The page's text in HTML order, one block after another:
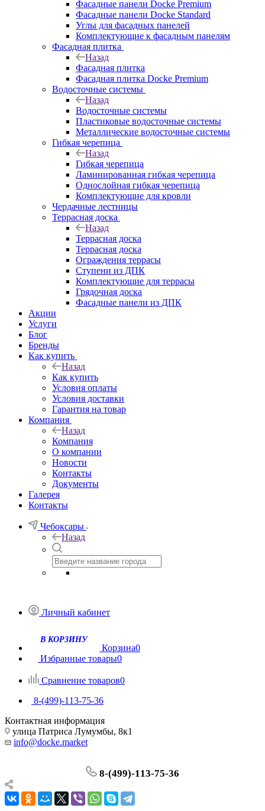
Фасадные панели Docke Premium
Фасадные панели Docke Standard
Углы для фасадных панелей
Комплектующие к фасадным панелям
Фасадная плитка
Назад
Фасадная плитка
Фасадная плитка Docke Premium
Водосточные системы
Назад
Водосточные системы
Пластиковые водосточные системы
Металлические водосточные системы
Гибкая черепица
Назад
Гибкая черепица
Ламинированная гибкая черепица
Однослойная гибкая черепица
Комплектующие для кровли
Чердачные лестницы
Террасная доска
Назад
Террасная доска
Террасная доска
Ограждения террасы
Ступени из ДПК
Комплектующие для террасы
Грядочная доска
Фасадные панели из ДПК
Акции
Услуги
Блог
Бренды
Как купить
Назад
Как купить
Условия оплаты
Условия доставки
Гарантия на товар
Компания
Назад
Компания
О компании
Новости
Контакты
Документы
Галерея
Контакты
Чебоксары
Назад
Личный кабинет
Корзина0
Избранные товары0
Сравнение товаров0
8-(499)-113-75-36
Контактная информация
улица Патриса Лумумбы, 8к1
info@docke.market
8-(499)-113-75-36